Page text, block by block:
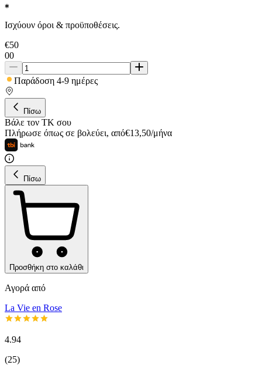
Ισχύουν όροι & προϋποθέσεις.
€50
00
Παράδοση 4-9 ημέρες
Πίσω
Βάλε τον ΤΚ σου
Πλήρωσε όπως σε βολεύει, από€13,50/μήνα
Πίσω
Προσθήκη στο καλάθι
Αγορά από
La Vie en Rose
4.94
(25)